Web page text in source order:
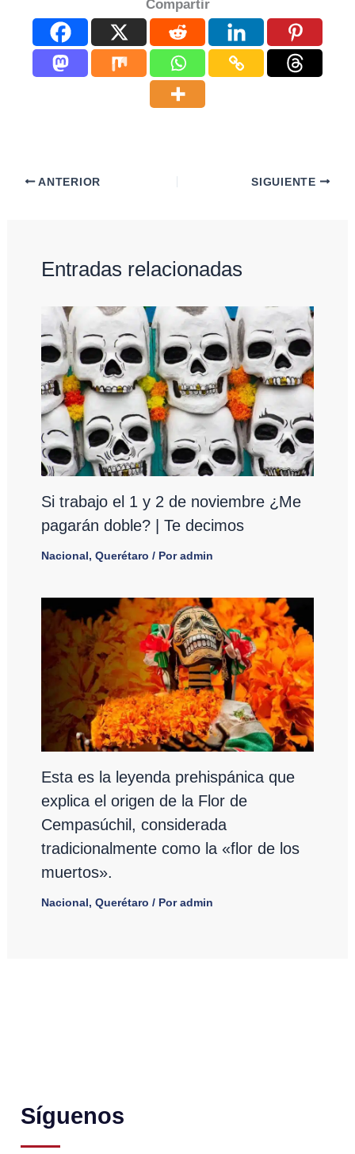
Compartir
ANTERIOR SIGUIENTE
Entradas relacionadas
Si trabajo el 1 y 2 de noviembre ¿Me
pagarán doble? | Te decimos
Nacional, Querétaro / Poradmin
Esta es la leyenda prehispánica que
explica el origen de la Flor de
Cempasúchil, considerada
tradicionalmente como la «flor de los
muertos».
Nacional, Querétaro / Poradmin
Síguenos